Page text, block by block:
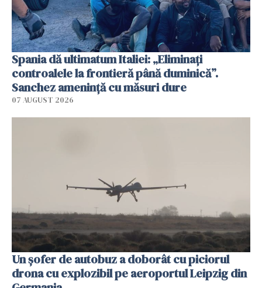
Spania dă ultimatum Italiei: „Eliminați
controalele la frontieră până duminică”.
Sanchez amenință cu măsuri dure
07 AUGUST 2026
Un șofer de autobuz a doborât cu piciorul
drona cu explozibil pe aeroportul Leipzig din